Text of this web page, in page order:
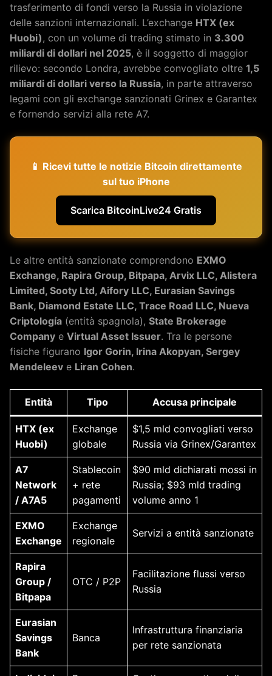
trasferimento di fondi verso la Russia in violazione
delle sanzioni internazionali. L’exchange HTX (ex
Huobi), con un volume di trading stimato in 3.300
miliardi di dollari nel 2025, è il soggetto di maggior
rilievo: secondo Londra, avrebbe convogliato oltre 1,5
miliardi di dollari verso la Russia, in parte attraverso
legami con gli exchange sanzionati Grinex e Garantex
e fornendo servizi alla rete A7.
📱 Ricevi tutte le notizie Bitcoin direttamente
sul tuo iPhone
Scarica BitcoinLive24 Gratis
Le altre entità sanzionate comprendono EXMO
Exchange, Rapira Group, Bitpapa, Arvix LLC, Alistera
Limited, Sooty Ltd, Aifory LLC, Eurasian Savings
Bank, Diamond Estate LLC, Trace Road LLC, Nueva
Criptología (entità spagnola), State Brokerage
Company e Virtual Asset Issuer. Tra le persone
fisiche figurano Igor Gorin, Irina Akopyan, Sergey
Mendeleev e Liran Cohen.
Entità Tipo Accusa principale
HTX (ex
Huobi)
Exchange
globale
$1,5 mld convogliati verso
Russia via Grinex/Garantex
A7
Network
/ A7A5
Stablecoin
+ rete
pagamenti
$90 mld dichiarati mossi in
Russia; $93 mld trading
volume anno 1
EXMO
Exchange
Exchange
regionale
Servizi a entità sanzionate
Rapira
Group /
Bitpapa
OTC / P2P
Facilitazione flussi verso
Russia
Eurasian
Savings
Bank
Banca
Infrastruttura finanziaria
per rete sanzionata